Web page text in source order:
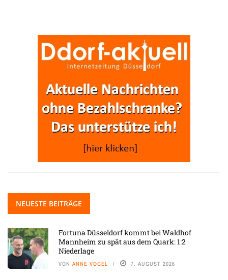
NEUESTE BEITRÄGE
Fortuna Düsseldorf kommt bei Waldhof
Mannheim zu spät aus dem Quark: 1:2
Niederlage
VON ANNE VOGEL 7. AUGUST 2026